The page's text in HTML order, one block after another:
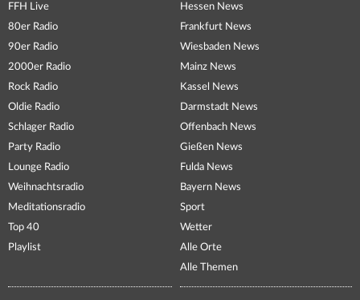
FFH Live
80er Radio
90er Radio
2000er Radio
Rock Radio
Oldie Radio
Schlager Radio
Party Radio
Lounge Radio
Weihnachtsradio
Meditationsradio
Top 40
Playlist
Hessen News
Frankfurt News
Wiesbaden News
Mainz News
Kassel News
Darmstadt News
Offenbach News
Gießen News
Fulda News
Bayern News
Sport
Wetter
Alle Orte
Alle Themen